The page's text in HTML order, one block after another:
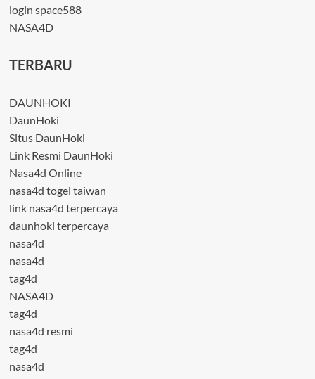
login space588
NASA4D
TERBARU
DAUNHOKI
DaunHoki
Situs DaunHoki
Link Resmi DaunHoki
Nasa4d Online
nasa4d togel taiwan
link nasa4d terpercaya
daunhoki terpercaya
nasa4d
nasa4d
tag4d
NASA4D
tag4d
nasa4d resmi
tag4d
nasa4d